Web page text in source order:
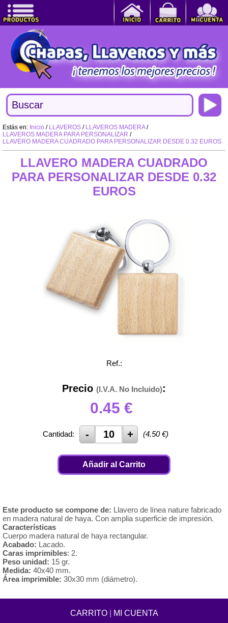
Estás en: Inicio / LLAVEROS / LLAVEROS MADERA/
LLAVEROS MADERA PARA PERSONALIZAR /
LLAVERO MADERA CUADRADO PARA PERSONALIZAR DESDE 0.32 EUROS
LLAVERO MADERA CUADRADO
PARA PERSONALIZAR DESDE 0.32
EUROS
Ref.:
Precio (I.V.A. No Incluido):
0.45 €
Cantidad: (4.50€)
Añadir al Carrito
Este producto se compone de: Llavero de línea nature fabricado
en madera natural de haya. Con amplia superficie de impresión.
Características
Cuerpo madera natural de haya rectangular.
Acabado: Lacado.
Caras imprimibles: 2.
Peso unidad: 15 gr.
Medida: 40x40 mm.
Área imprimible: 30x30 mm (diámetro).
CARRITO| MI CUENTA